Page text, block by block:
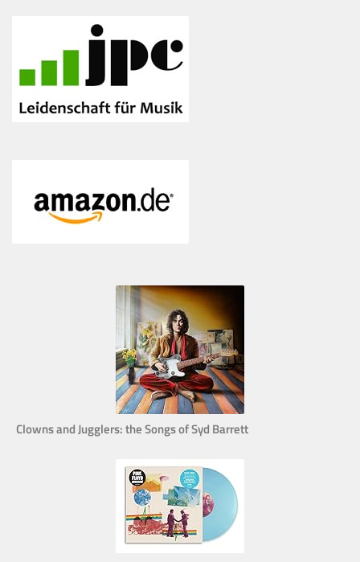
Clowns and Jugglers: the Songs of Syd Barrett